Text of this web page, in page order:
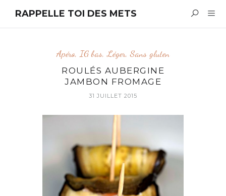
RAPPELLE TOI DES METS
Apéro, IG bas,Léger,Sans gluten
ROULÉS AUBERGINE
JAMBON FROMAGE
31 JUILLET 2015